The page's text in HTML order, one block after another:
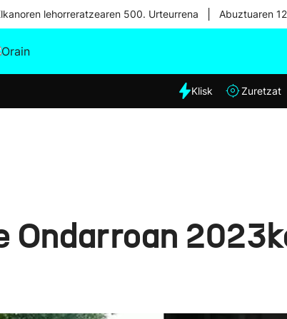
lehorreratzearen 500. Urteurrena Abuztuaren
Eguraldia
Klisk Zuretzat
Ondarroan